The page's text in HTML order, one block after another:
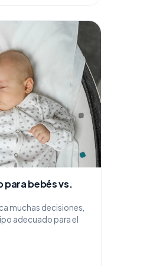
bebés vs.
muchas decisiones,
adecuado para el